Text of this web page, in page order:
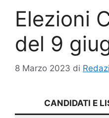
Elezioni
del 9
8 Marzo 2023 di
CANDIDATI E